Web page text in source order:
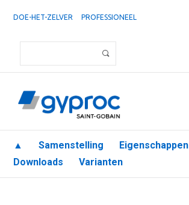
DOE-HET-ZELVER PROFESSIONEEL
▲ Samenstelling Eigenschappen
Downloads
Varianten